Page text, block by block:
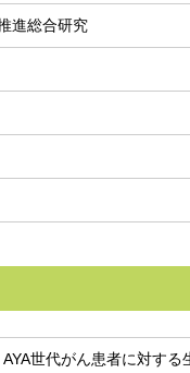
進総合研究
世代がん患者に対する